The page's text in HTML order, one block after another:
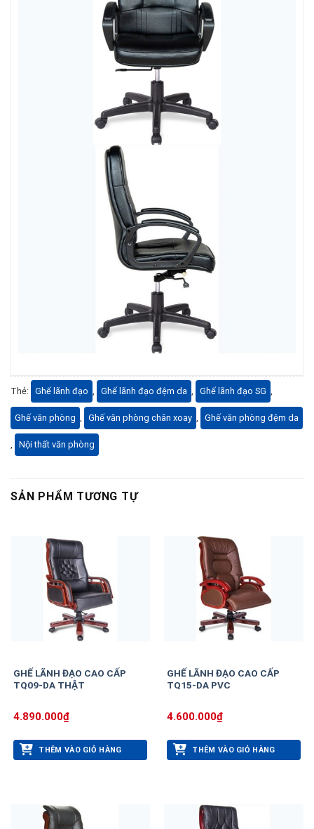
Thẻ: Ghế lãnh đạo Ghế lãnh đạo đệm da Ghế lãnh đạo SG
Ghế văn phòng Ghế văn phòng chân xoay Ghế văn phòng đệm da
Nội thất văn phòng
SẢN PHẨM TƯƠNG TỰ
GHẾ LÃNH ĐẠO CAO CẤP
TQ09-DA THẬT
4.890.000₫
THÊM VÀO GIỎ HÀNG
GHẾ LÃNH ĐẠO CAO CẤP
TQ15-DA PVC
4.600.000₫
THÊM VÀO GIỎ HÀNG